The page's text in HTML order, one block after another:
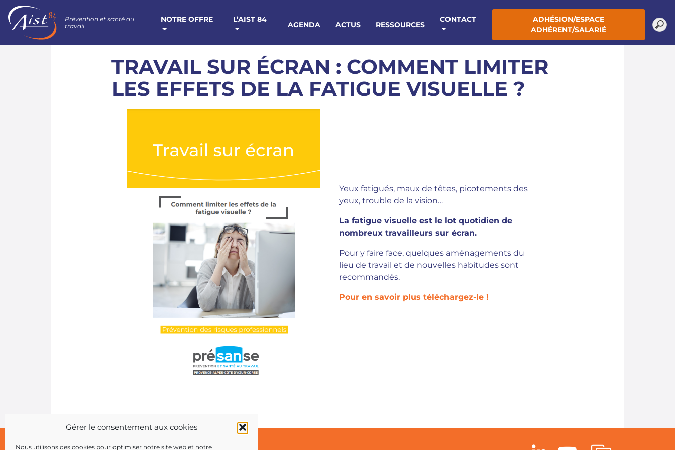
Gérer le consentement aux cookies
Nous utilisons des cookies pour optimiser notre site web et notre
Prévention et santé au
travail
NOTRE OFFRE L’AIST 84
AGENDA ACTUS RESSOURCES
CONTACT
ADHÉSION/ESPACE
ADHÉRENT/SALARIÉ
TRAVAIL SUR ÉCRAN : COMMENT LIMITER
LES EFFETS DE LA FATIGUE VISUELLE ?
Yeux fatigués, maux de têtes, picotements des
yeux, trouble de la vision…
La fatigue visuelle est le lot quotidien de
nombreux travailleurs sur écran.
Pour y faire face, quelques aménagements du
lieu de travail et de nouvelles habitudes sont
recommandés.
Pour en savoir plus téléchargez-le !